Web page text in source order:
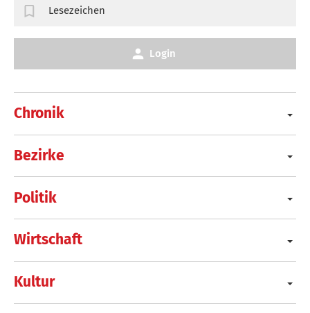
Chronik
Bezirke
Politik
Wirtschaft
Kultur
Lesezeichen
Login